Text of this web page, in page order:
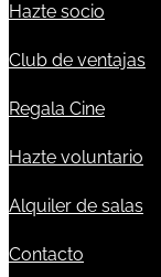
Hazte socio
Club de ventajas
Regala Cine
Hazte voluntario
Alquiler de salas
Contacto